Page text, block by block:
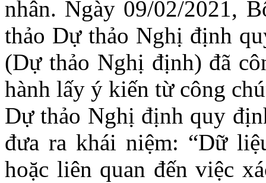
nhân. Ngày 09/02/2021,
thảo Dự thảo Nghị định
(Dự thảo Nghị định) đã
hành lấy ý kiến từ công
Dự thảo Nghị định quy
đưa ra khái niệm: “Dữ
hoặc liên quan đến việc